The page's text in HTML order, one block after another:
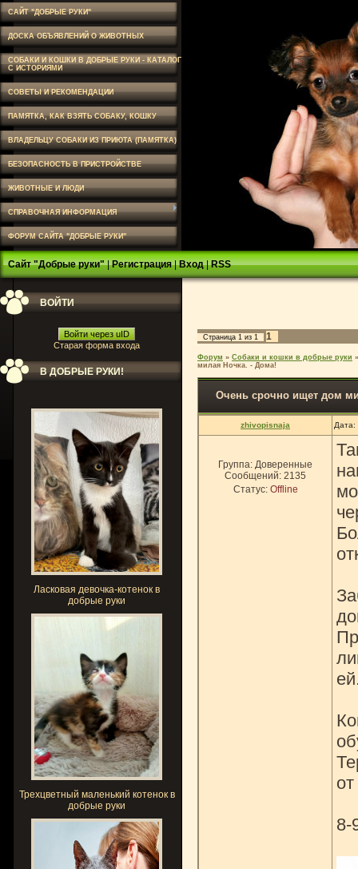
САЙТ "ДОБРЫЕ РУКИ"
ДОСКА ОБЪЯВЛЕНИЙ О ЖИВОТНЫХ
СОБАКИ И КОШКИ В ДОБРЫЕ РУКИ - КАТАЛОГ
С ИСТОРИЯМИ
СОВЕТЫ И РЕКОМЕНДАЦИИ
ПАМЯТКА, КАК ВЗЯТЬ СОБАКУ, КОШКУ
ВЛАДЕЛЬЦУ СОБАКИ ИЗ ПРИЮТА (ПАМЯТКА)
БЕЗОПАСНОСТЬ В ПРИСТРОЙСТВЕ
ЖИВОТНЫЕ И ЛЮДИ
СПРАВОЧНАЯ ИНФОРМАЦИЯ
ФОРУМ САЙТА "ДОБРЫЕ РУКИ"
Сайт "Добрые руки"|Регистрация|Вход|RSS
ВОЙТИ
Войти через uID
Старая форма входа
В ДОБРЫЕ РУКИ!
Ласковая девочка-котенок в
добрые руки
Трехцветный маленький котенок в
добрые руки
Страница 1 из 1 1
Форум » Собаки и кошки в добрые руки »
милая Ночка. - Дома!
Очень срочно ищет дом
zhivopisnaja Дата:
Группа: Доверенные
Сообщений: 2135
Статус: Offline
8-